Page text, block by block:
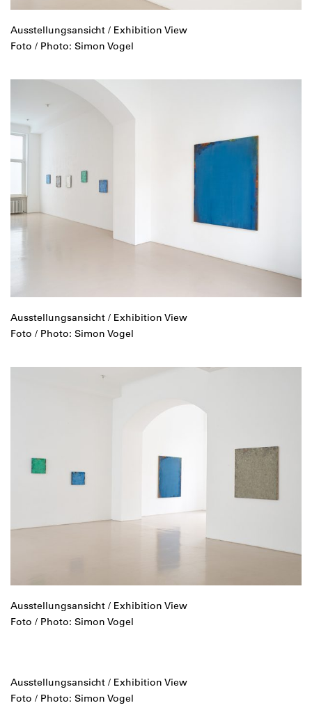
Ausstellungsansicht / Exhibition View
Foto / Photo: Simon Vogel
Ausstellungsansicht / Exhibition View
Foto / Photo: Simon Vogel
Ausstellungsansicht / Exhibition View
Foto / Photo: Simon Vogel
Ausstellungsansicht / Exhibition View
Foto / Photo: Simon Vogel